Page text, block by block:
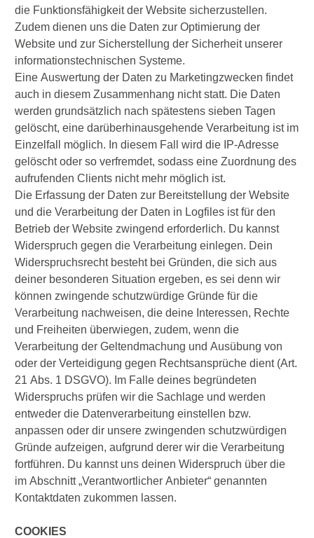
die Funktionsfähigkeit der Website sicherzustellen.
Zudem dienen uns die Daten zur Optimierung der
Website und zur Sicherstellung der Sicherheit unserer
informationstechnischen Systeme.
Eine Auswertung der Daten zu Marketingzwecken findet
auch in diesem Zusammenhang nicht statt. Die Daten
werden grundsätzlich nach spätestens sieben Tagen
gelöscht, eine darüberhinausgehende Verarbeitung ist im
Einzelfall möglich. In diesem Fall wird die IP-Adresse
gelöscht oder so verfremdet, sodass eine Zuordnung des
aufrufenden Clients nicht mehr möglich ist.
Die Erfassung der Daten zur Bereitstellung der Website
und die Verarbeitung der Daten in Logfiles ist für den
Betrieb der Website zwingend erforderlich. Du kannst
Widerspruch gegen die Verarbeitung einlegen. Dein
Widerspruchsrecht besteht bei Gründen, die sich aus
deiner besonderen Situation ergeben, es sei denn wir
können zwingende schutzwürdige Gründe für die
Verarbeitung nachweisen, die deine Interessen, Rechte
und Freiheiten überwiegen, zudem, wenn die
Verarbeitung der Geltendmachung und Ausübung von
oder der Verteidigung gegen Rechtsansprüche dient (Art.
21 Abs. 1 DSGVO). Im Falle deines begründeten
Widerspruchs prüfen wir die Sachlage und werden
entweder die Datenverarbeitung einstellen bzw.
anpassen oder dir unsere zwingenden schutzwürdigen
Gründe aufzeigen, aufgrund derer wir die Verarbeitung
fortführen. Du kannst uns deinen Widerspruch über die
im Abschnitt „Verantwortlicher Anbieter“ genannten
Kontaktdaten zukommen lassen.
COOKIES